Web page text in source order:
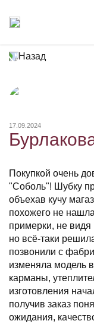
Назад
17.09.2024
Покупкой очень
"Соболь"! Шубку
объехав кучу
похожего не
примерки, не
но всё-таки
позвонили с
изменяла модель
карманы,
изготовления
получив заказ
ожидания,